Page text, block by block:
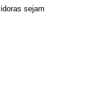
sejam